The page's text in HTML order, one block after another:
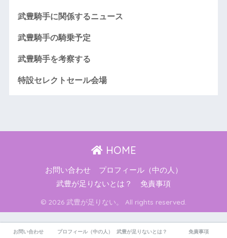
武豊騎手に関係するニュース
武豊騎手の騎乗予定
武豊騎手を考察する
特設セレクトセール会場
HOME
お問い合わせ
プロフィール（中の人）
武豊が足りないとは？
免責事項
© 2026 武豊が足りない。 All rights reserved.
お問い合わせ プロフィール（中の人） 武豊が足りないとは？ 免責事項